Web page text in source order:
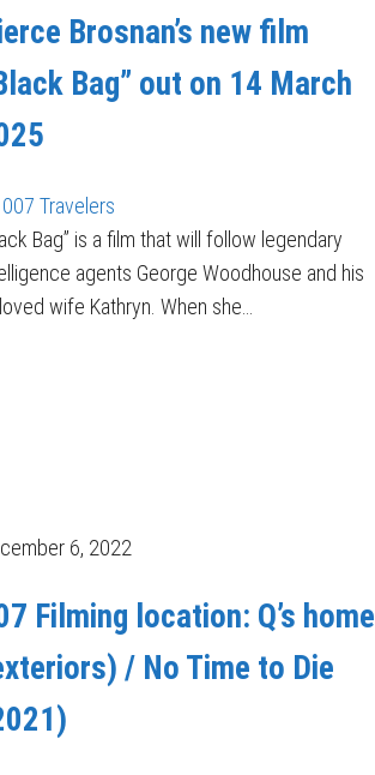
Brosnan’s new film
Bag” out on 14 March
007 Travelers
Bag” is a film that will follow legendary
agents George Woodhouse and his
wife Kathryn. When she…
6, 2022
Filming location: Q’s home
/ No Time to Die